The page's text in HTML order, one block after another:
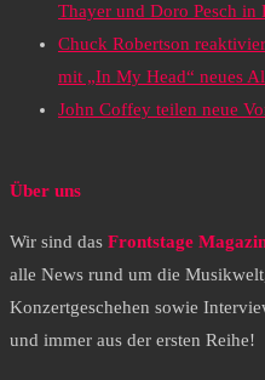
Thayer und Doro Pesch in
Chuck Robertson
mit „In My Head“ neues
John Coffey teilen neue
Über uns
Wir sind das Frontstage
alle News rund um die
Konzertgeschehen sowie
und immer aus der ersten Reihe!